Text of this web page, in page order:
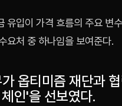
유입이 가격 흐름의 주요 변
요처 중 하나임을 보여준다.
옵티미즘 재단과
인'을 선보였다.